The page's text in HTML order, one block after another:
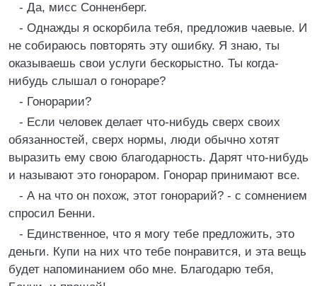
- Да, мисс Сонненберг.
- Однажды я оскорбила тебя, предложив чаевые. И
не собираюсь повторять эту ошибку. Я знаю, ты
оказываешь свои услуги бескорыстно. Ты когда-
нибудь слышал о гонораре?
- Гонорарии?
- Если человек делает что-нибудь сверх своих
обязанностей, сверх нормы, люди обычно хотят
выразить ему свою благодарность. Дарят что-нибудь
и называют это гонораром. Гонорар принимают все.
- А на что он похож, этот гонорарий? - с сомнением
спросил Бенни.
- Единственное, что я могу тебе предложить, это
деньги. Купи на них что тебе понравится, и эта вещь
будет напоминанием обо мне. Благодарю тебя,